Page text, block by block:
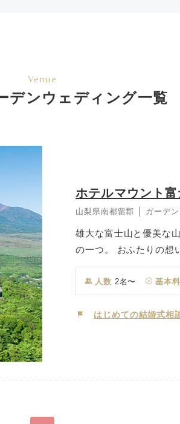
Venue
デンウェディング一覧
ホテルマウント富
山梨県南都留郡 │ ガーデ
雄大な富士山と優美な
の一つ。 おふたりの想
ナルのセレモニーが実
トとゆったりとお過ご
も可能ですので、全国
だけます。
人数 2名〜 基本
はじめての結婚式相